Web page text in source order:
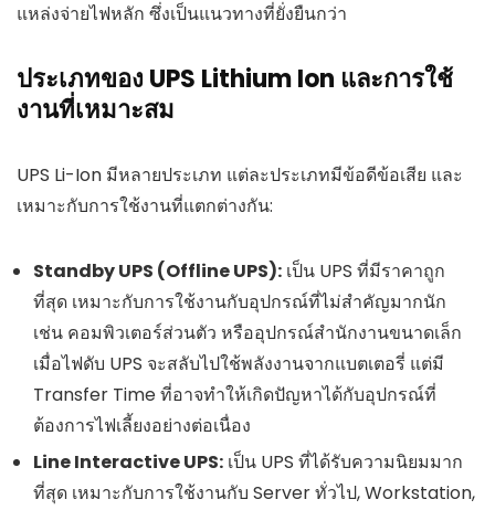
แหล่งจ่ายไฟหลัก ซึ่งเป็นแนวทางที่ยั่งยืนกว่า
ประเภทของ UPS Lithium Ion และการใช้
งานที่เหมาะสม
UPS Li-Ion มีหลายประเภท แต่ละประเภทมีข้อดีข้อเสีย และ
เหมาะกับการใช้งานที่แตกต่างกัน:
Standby UPS (Offline UPS): เป็น UPS ที่มีราคาถูก
ที่สุด เหมาะกับการใช้งานกับอุปกรณ์ที่ไม่สำคัญมากนัก
เช่น คอมพิวเตอร์ส่วนตัว หรืออุปกรณ์สำนักงานขนาดเล็ก
เมื่อไฟดับ UPS จะสลับไปใช้พลังงานจากแบตเตอรี่ แต่มี
Transfer Time ที่อาจทำให้เกิดปัญหาได้กับอุปกรณ์ที่
ต้องการไฟเลี้ยงอย่างต่อเนื่อง
Line Interactive UPS: เป็น UPS ที่ได้รับความนิยมมาก
ที่สุด เหมาะกับการใช้งานกับ Server ทั่วไป, Workstation,